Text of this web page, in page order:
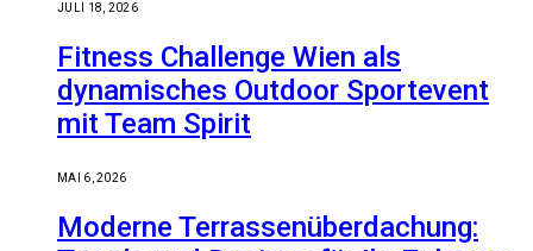
JULI 18, 2026
Fitness Challenge Wien als
dynamisches Outdoor Sportevent
mit Team Spirit
MAI 6, 2026
Moderne Terrassenüberdachung: